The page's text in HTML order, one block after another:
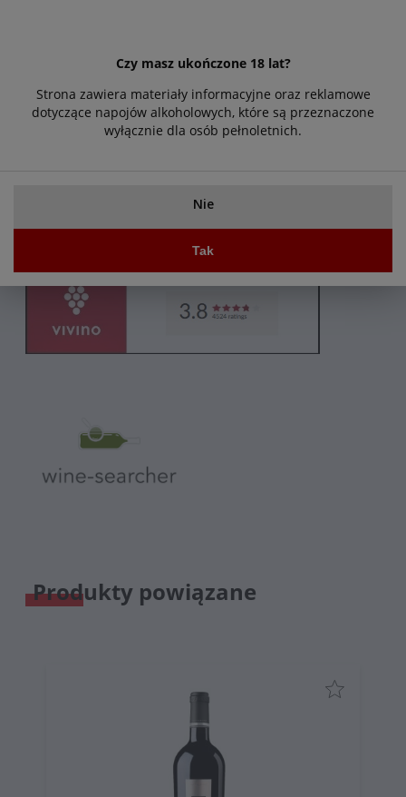
Czy masz ukończone 18 lat?
Strona zawiera materiały informacyjne oraz reklamowe
dotyczące napojów alkoholowych, które są przeznaczone
wyłącznie dla osób pełnoletnich.
Nie
Tak
Feudi di San Marzano, które przetrwało 10 lat i przyniosło
Od 2013 r. zarównoCantine San Marzanojak i Feudi di
San Marzano działają już na własną rękę.
Obecnie Cantine San Marzano produkuje 9 mln butelek
butelki i etykiety. Winnica zatrudnia w tym celu topowych
włoskich grafików i artystów.
Produkty powiązane